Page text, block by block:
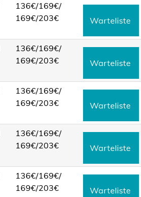
136€/169€/
169€/203€ Warteliste
136€/169€/
169€/203€ Warteliste
136€/169€/
169€/203€ Warteliste
136€/169€/
169€/203€ Warteliste
136€/169€/
169€/203€ Warteliste